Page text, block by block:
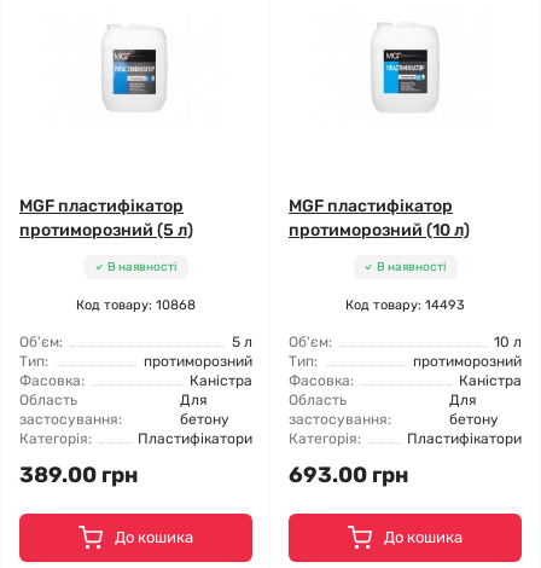
MGF пластифікатор
протиморозний (5 л)
В наявності
Код товару: 10868
Об'єм:
5 л
Тип:
протиморозний
Фасовка:
Каністра
Область
застосування:
Для
бетону
Категорія:
Пластифікатори
389.00 грн
До кошика
MGF пластифікатор
протиморозний (10 л)
В наявності
Код товару: 14493
Об'єм:
10 л
Тип:
протиморозний
Фасовка:
Каністра
Область
застосування:
Для
бетону
Категорія:
Пластифікатори
693.00 грн
До кошика